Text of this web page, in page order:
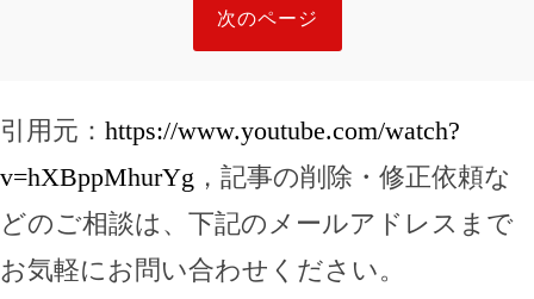
次のページ
引用元： https://www.youtube.com/watch?
v=hXBppMhurYg ，記事の削除・修正依頼な
どのご相談は、下記のメールアドレスまで
お気軽にお問い合わせください。